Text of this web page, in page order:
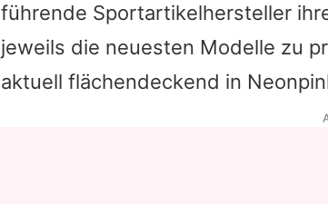
Utiq
führende Sportartikelhersteller
jeweils die neuesten Modelle zu
aktuell flächendeckend in